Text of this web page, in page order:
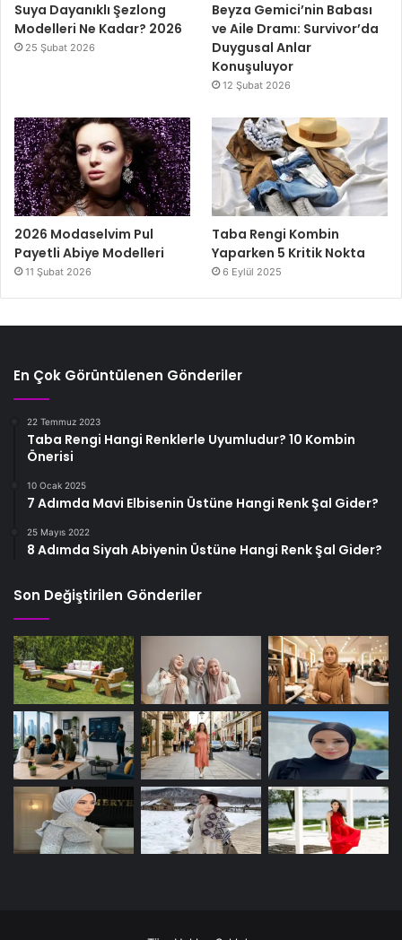
Suya Dayanıklı Şezlong
Modelleri Ne Kadar? 2026
25 Şubat 2026
Beyza Gemici’nin Babası
ve Aile Dramı: Survivor’da
Duygusal Anlar
Konuşuluyor
12 Şubat 2026
2026 Modaselvim Pul
Payetli Abiye Modelleri
11 Şubat 2026
Taba Rengi Kombin
Yaparken 5 Kritik Nokta
6 Eylül 2025
En Çok Görüntülenen Gönderiler
22 Temmuz 2023
Taba Rengi Hangi Renklerle Uyumludur? 10 Kombin
Önerisi
10 Ocak 2025
7 Adımda Mavi Elbisenin Üstüne Hangi Renk Şal Gider?
25 Mayıs 2022
8 Adımda Siyah Abiyenin Üstüne Hangi Renk Şal Gider?
Son Değiştirilen Gönderiler